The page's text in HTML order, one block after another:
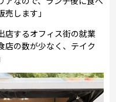
します」
店するオフィス街の就業
店の数が少なく、テイク